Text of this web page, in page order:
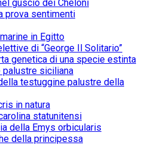
guscio dei Cheloni
prova sentimenti
in Egitto
di “George Il Solitario”
genetica di una specie estinta
palustre siciliana
testuggine palustre della
in natura
statunitensi
della Emys orbicularis
della principessa